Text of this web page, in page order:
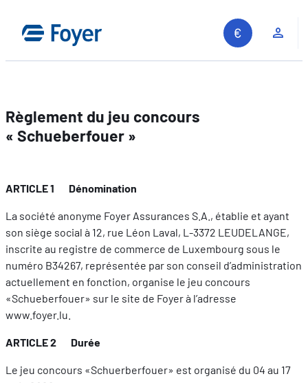
contenu
Recherche sur le site
Règlement du jeu concours
« Schueberfouer »
ARTICLE 1 Dénomination
La société anonyme Foyer Assurances S.A., établie et ayant
son siège social à 12, rue Léon Laval, L-3372 LEUDELANGE,
inscrite au registre de commerce de Luxembourg sous le
numéro B34267, représentée par son conseil d’administration
actuellement en fonction, organise le jeu concours
«Schueberfouer» sur le site de Foyer à l’adresse
www.foyer.lu.
ARTICLE 2 Durée
Le jeu concours «Schuerberfouer» est organisé du 04 au 17